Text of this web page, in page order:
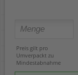
Preis gilt pro
Umverpackt zu
Mindestabnahme